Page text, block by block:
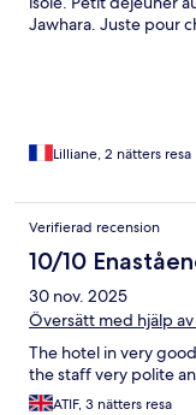
Jawhara. Juste pour
Lilliane, 2 nätters resa
Verifierad recension
10/10
30 nov. 2025
Översätt med hjälp
The hotel in very
the staff very polite
ATIF, 3 nätters resa